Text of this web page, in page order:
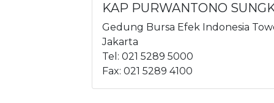
KAP PURWANTONO
Gedung Bursa Efek Indonesia
Jakarta
Tel: 021 5289 5000
Fax: 021 5289 4100